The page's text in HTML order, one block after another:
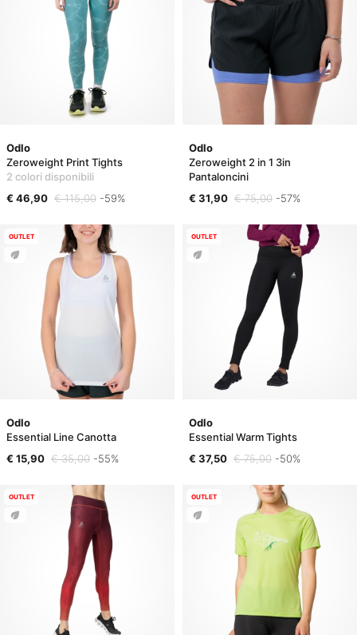
Odlo
Zeroweight Print Tights
2 colori disponibili
€ 46,90 € 115,00 -59%
Odlo
Zeroweight 2 in 1 3in
Pantaloncini
€ 31,90 € 75,00 -57%
Odlo
Essential Line Canotta
€ 15,90 € 35,00 -55%
OUTLET
Odlo
Essential Warm Tights
€ 37,50 € 75,00 -50%
OUTLET
OUTLET OUTLET